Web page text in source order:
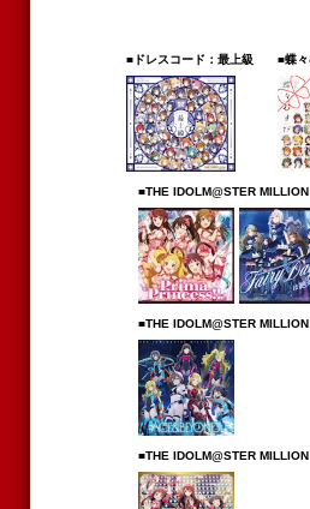
■ドレスコード：最上級 ■蝶
■THE IDOLM@STER
■THE IDOLM@STER
■THE IDOLM@STER